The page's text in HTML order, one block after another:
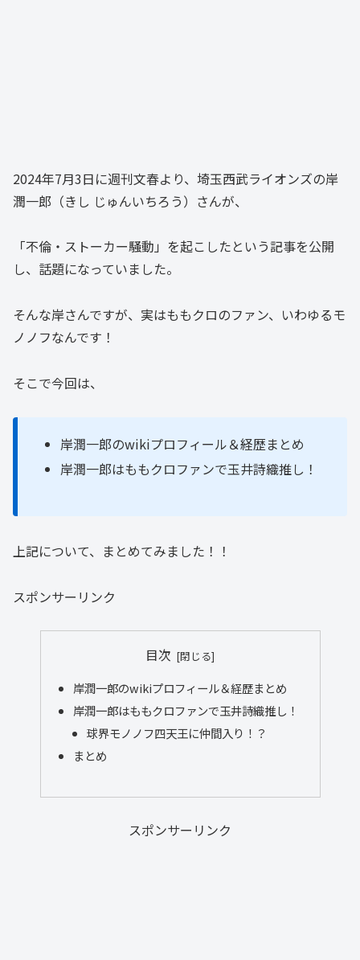
2024年7月3日に週刊文春より、埼玉西武ライオンズの岸
潤一郎（きし じゅんいちろう）さんが、
「不倫・ストーカー騒動」を起こしたという記事を公開
し、話題になっていました。
そんな岸さんですが、実はももクロのファン、いわゆるモ
ノノフなんです！
そこで今回は、
岸潤一郎のwikiプロフィール＆経歴まとめ
岸潤一郎はももクロファンで玉井詩織推し！
上記について、まとめてみました！！
スポンサーリンク
目次
岸潤一郎のwikiプロフィール＆経歴まとめ
岸潤一郎はももクロファンで玉井詩織推し！
球界モノノフ四天王に仲間入り！？
まとめ
スポンサーリンク